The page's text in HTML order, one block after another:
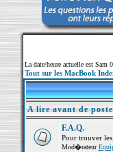
La date/heure actuelle est Sam
Tout sur les MacBook
A lire avant de
F.A.Q.
Pour trouver
Mod�rateur